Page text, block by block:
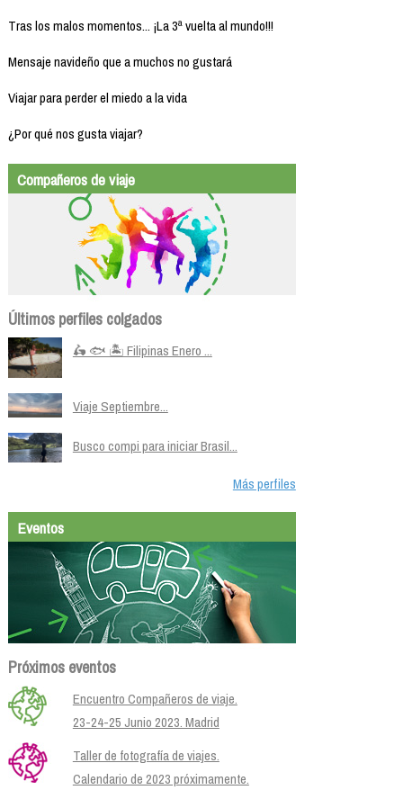
Tras los malos momentos... ¡La 3ª vuelta al mundo!!!
Mensaje navideño que a muchos no gustará
Viajar para perder el miedo a la vida
¿Por qué nos gusta viajar?
Compañeros de viaje
Últimos perfiles colgados
🛵 🐟 🏝️ Filipinas Enero ...
Viaje Septiembre...
Busco compi para iniciar Brasil...
Más perfiles
Eventos
Próximos eventos
Encuentro Compañeros de viaje.
23-24-25 Junio 2023. Madrid
Taller de fotografía de viajes.
Calendario de 2023 próximamente.